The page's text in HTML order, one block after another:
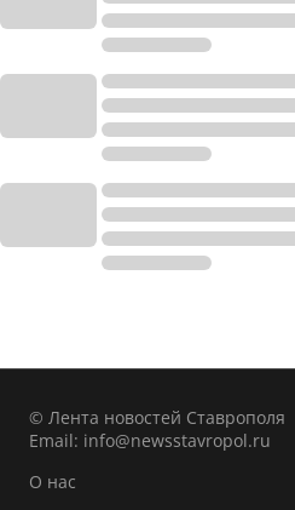
© Лента новостей Ставрополя
Email: info@newsstavropol.ru
О нас